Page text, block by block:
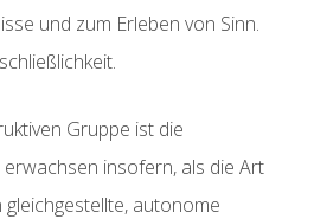
und zum Erleben von Sinn.
Gruppe ist die
insofern, als die Art
autonome